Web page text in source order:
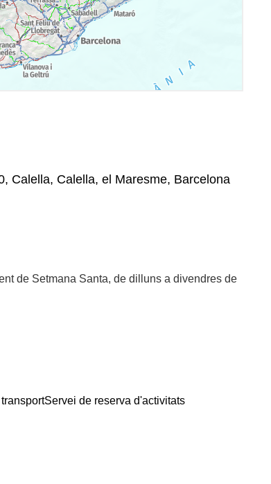
Calella, Calella, el Maresme, Barcelona
de Setmana Santa, de dilluns a divendres de
Servei de reserva d'activitats